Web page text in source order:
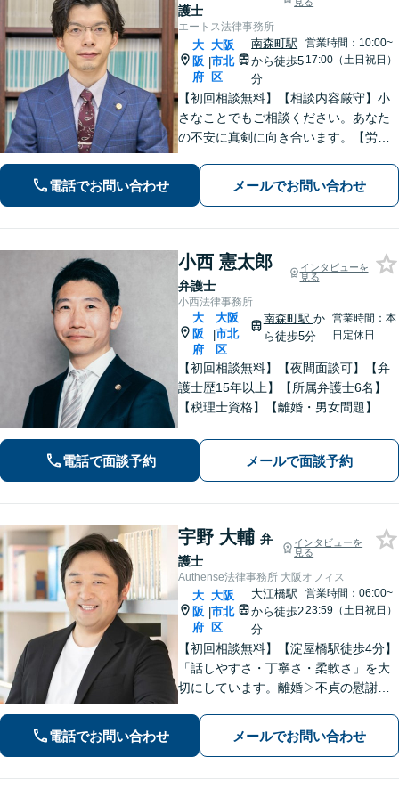
護士
エートス法律事務所
大
阪
府
|
大阪
市北
区
南森町駅
から徒歩5
分
営業時間：10:00~
17:00（土日祝日）
【初回相談無料】【相談内容厳守】小
さなことでもご相談ください。あなた
の不安に真剣に向き合います。【労働
渉はすべてお任せください。【刑事事
件】解決実績豊富。電話は23時まで対
電話でお問い合わせ メールでお問い合わせ
小西 憲太郎
弁護士
インタビューを
見る
小西法律事務所
大
阪
府
|
大阪
市北
区
南森町駅 か
ら徒歩5分
営業時間：本
日定休日
【初回相談無料】【夜間面談可】【弁
護士歴15年以上】【所属弁護士6名】
【税理士資格】【離婚・男女問題】財
数。【相続・遺言】遺産分割・遺言書
作成・民事信託など幅広く対応可。
【企業法務】企業の顧問対応多数。
電話で面談予約 メールで面談予約
宇野 大輔 弁
護士
インタビューを
見る
Authense法律事務所 大阪オフィス
大
阪
府
|
大阪
市北
区
大江橋駅
から徒歩2
分
営業時間：06:00~
23:59（土日祝日）
【初回相談無料】【淀屋橋駅徒歩4分】
「話しやすさ・丁寧さ・柔軟さ」を大
切にしています。離婚▷不貞の慰謝料
実績あり。企業法務▷スタートアップ
や個人事業主の法的トラブルに最適な
電話でお問い合わせ メールでお問い合わせ